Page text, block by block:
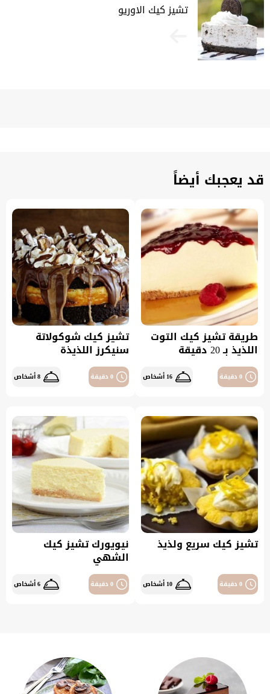
تشيز كيك الاوريو
قد يعجبك أيضاً
طريقة تشيز كيك التوت
اللذيذ بـ 20 دقيقة
0 دقيقة 16 أشخاص
تشيز كيك شوكولاتة
سنيكرز اللذيذة
0 دقيقة 8 أشخاص
تشيز كيك سريع ولذيذ
0 دقيقة 10 أشخاص
نيويورك تشيز كيك
الشهي
0 دقيقة 6 أشخاص